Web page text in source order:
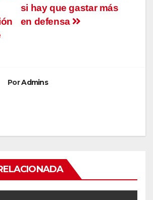
si hay que gastar más
en defensa
PorAdmins